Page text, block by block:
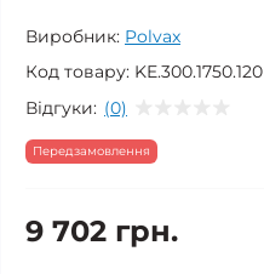
Виробник: Polvax
Код товару: KE.300.1750.120
Відгуки: (0)
Передзамовлення
9 702 грн.